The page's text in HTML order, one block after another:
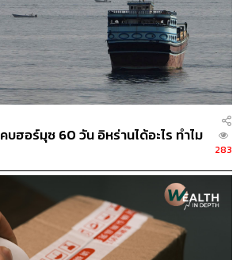
ผยว่าประธานาธิบดีทรัมป์ตอบสนองการ
ไข้ และไม่มีอาการหายใจลำบาก
ถามว่าทรัมป์ใช้เครื่องช่วยให้ออกซิเจน
มีการเปิดเผยว่าทรัมป์เริ่มมีอาการทั้งไอ
ก และเหนื่อยล้า ตั้งแต่วันที่ 1 ตุลาคม
หัวหน้าเจ้าหน้าที่ทำเนียบขาว เผยต่อผู้สื่อ
บ่งชี้อาการของทรัมป์ในช่วง 24
านั้นน่ากังวลอย่างยิ่ง และในช่วง 48
าจะเป็นช่วงสำคัญที่แพทย์ต้องดูแลอย่าง
วิดีโอใหม่จากในโรงพยาบาล บอกว่าเขา
และคิดว่าจะกลับมาแข็งแรงในเร็วๆ นี้
วทรัมป์เปิดเผยข้อมูลอัปเดตว่าทีมแพทย์
ฮอร์มุซ 60 วัน อิหร่านได้อะไร ทำไม
283